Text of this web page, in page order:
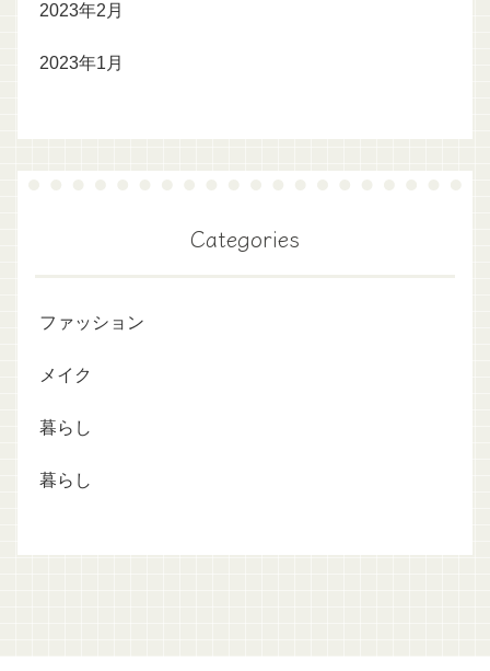
2023年2月
2023年1月
Categories
ファッション
メイク
暮らし
暮らし